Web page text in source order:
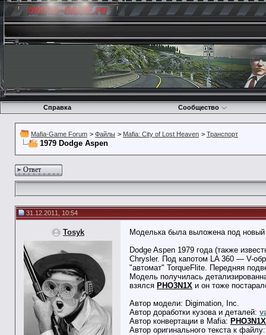
Справка Сообщество
Mafia-Game Forum > Файлы > Mafia: City of Lost Heaven > Транспорт
1979 Dodge Aspen
Ответ
31.12.2011, 10:54
Tosyk
Моделька была выложена под новый
Dodge Aspen 1979 года (также
Chrysler. Под капотом LA 360 — V-
"автомат" TorqueFlite. Передняя
Модель получилась
взялся PHO3N1X и он тоже
Автор модели: Digimation, Inc.
Автор доработки кузова и деталей:
Автор конвертации в Mafia: PHO3N1X
Автор оригинального текста к